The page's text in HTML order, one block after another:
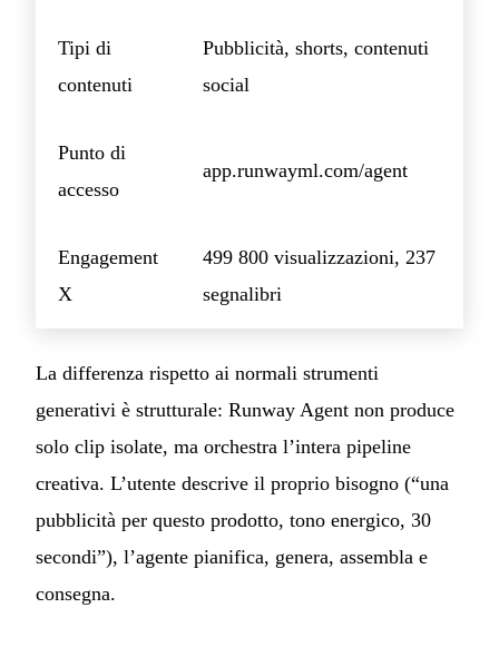
Tipi di
contenuti
Pubblicità, shorts, contenuti
social
Punto di
accesso
app.runwayml.com/agent
Engagement
X
499 800 visualizzazioni, 237
segnalibri
La differenza rispetto ai normali strumenti
generativi è strutturale: Runway Agent non produce
solo clip isolate, ma orchestra l’intera pipeline
creativa. L’utente descrive il proprio bisogno (“una
pubblicità per questo prodotto, tono energico, 30
secondi”), l’agente pianifica, genera, assembla e
consegna.